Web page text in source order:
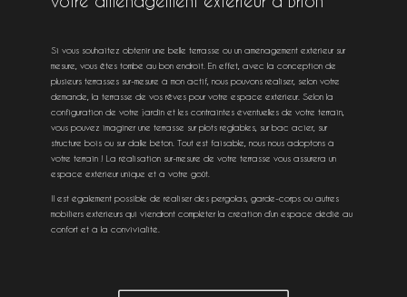
Si vous souhaitez obtenir une belle terrasse ou un aménagement extérieur sur
mesure, vous êtes tombé au bon endroit. En effet, avec la conception de
plusieurs terrasses sur-mesure à mon actif, nous pouvons réaliser, selon votre
demande, la terrasse de vos rêves pour votre espace extérieur. Selon la
configuration de votre jardin et les contraintes éventuelles de votre terrain,
vous pouvez imaginer une terrasse sur plots réglables, sur bac acier, sur
structure bois ou sur dalle béton. Tout est faisable, nous nous adoptons à
votre terrain ! La réalisation sur-mesure de votre terrasse vous assurera un
espace extérieur unique et à votre goût.
Il est également possible de réaliser des pergolas, garde-corps ou autres
mobiliers extérieurs qui viendront compléter la création d’un espace dédié au
confort et à la convivialité.